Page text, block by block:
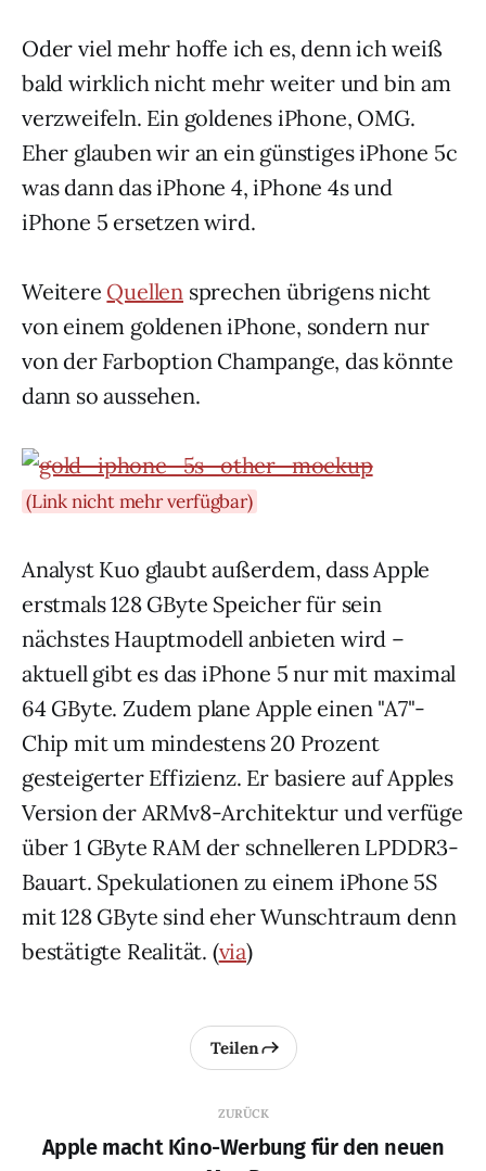
Oder viel mehr hoffe ich es, denn ich weiß
bald wirklich nicht mehr weiter und bin am
verzweifeln. Ein goldenes iPhone, OMG.
Eher glauben wir an ein günstiges iPhone 5c
was dann das iPhone 4, iPhone 4s und
iPhone 5 ersetzen wird.
Weitere Quellen sprechen übrigens nicht
von einem goldenen iPhone, sondern nur
von der Farboption Champange, das könnte
dann so aussehen.
(Link nicht mehr verfügbar)
Analyst Kuo glaubt außerdem, dass Apple
erstmals 128 GByte Speicher für sein
nächstes Hauptmodell anbieten wird –
aktuell gibt es das iPhone 5 nur mit maximal
64 GByte. Zudem plane Apple einen "A7"-
Chip mit um mindestens 20 Prozent
gesteigerter Effizienz. Er basiere auf Apples
Version der ARMv8-Architektur und verfüge
über 1 GByte RAM der schnelleren LPDDR3-
Bauart. Spekulationen zu einem iPhone 5S
mit 128 GByte sind eher Wunschtraum denn
bestätigte Realität. (via)
ZURÜCK
Apple macht Kino-Werbung für den neuen
Teilen